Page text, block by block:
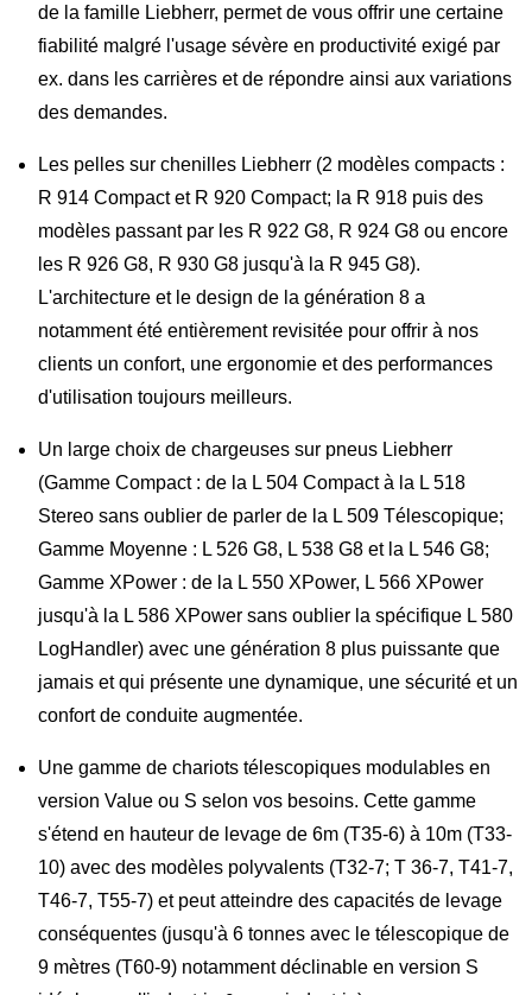
de la famille Liebherr, permet de vous offrir une certaine
fiabilité malgré l'usage sévère en productivité exigé par
ex. dans les carrières et de répondre ainsi aux variations
des demandes.
Les pelles sur chenilles Liebherr (2 modèles compacts :
R 914 Compact et R 920 Compact; la R 918 puis des
modèles passant par les R 922 G8, R 924 G8 ou encore
les R 926 G8, R 930 G8 jusqu'à la R 945 G8).
L'architecture et le design de la génération 8 a
notamment été entièrement revisitée pour offrir à nos
clients un confort, une ergonomie et des performances
d'utilisation toujours meilleurs.
Un large choix de chargeuses sur pneus Liebherr
(Gamme Compact : de la L 504 Compact à la L 518
Stereo sans oublier de parler de la L 509 Télescopique;
Gamme Moyenne : L 526 G8, L 538 G8 et la L 546 G8;
Gamme XPower : de la L 550 XPower, L 566 XPower
jusqu'à la L 586 XPower sans oublier la spécifique L 580
LogHandler) avec une génération 8 plus puissante que
jamais et qui présente une dynamique, une sécurité et un
confort de conduite augmentée.
Une gamme de chariots télescopiques modulables en
version Value ou S selon vos besoins. Cette gamme
s'étend en hauteur de levage de 6m (T35-6) à 10m (T33-
10) avec des modèles polyvalents (T32-7; T 36-7, T41-7,
T46-7, T55-7) et peut atteindre des capacités de levage
conséquentes (jusqu'à 6 tonnes avec le télescopique de
9 mètres (T60-9) notamment déclinable en version S